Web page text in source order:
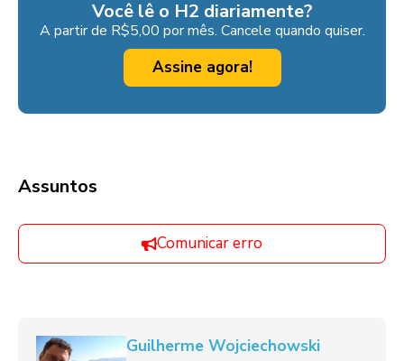
Você lê o H2 diariamente?
A partir de R$5,00 por mês. Cancele quando quiser.
Assine agora!
Assuntos
Comunicar erro
Guilherme Wojciechowski